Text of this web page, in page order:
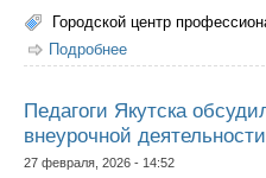
Городской центр
Подробнее
Педагоги Якутска
внеурочной деятельности
27 февраля, 2026 - 14:52